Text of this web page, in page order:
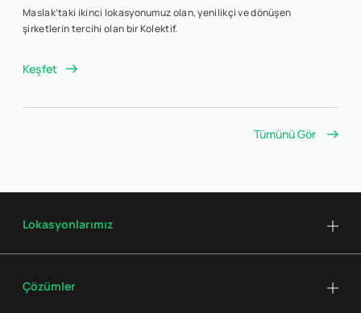
Maslak’taki ikinci lokasyonumuz olan, yenilikçi ve dönüşen
şirketlerin tercihi olan bir Kolektif.
Keşfet
Tümünü Gör
Lokasyonlarımız
Çözümler